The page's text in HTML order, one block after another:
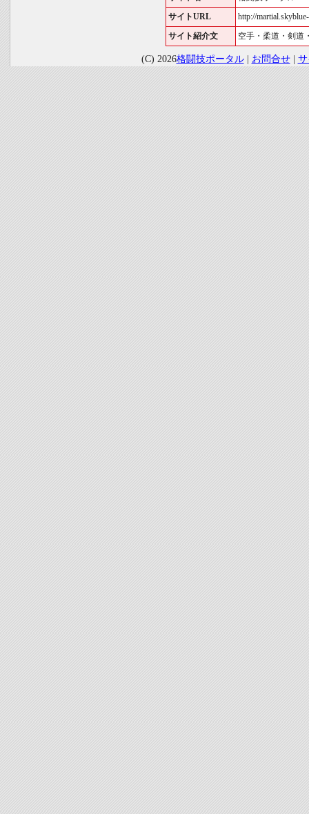
サイトURL http://
サイト紹介文 空手・柔道・剣道
(C) 2026格闘技ポータル| お問合せ|